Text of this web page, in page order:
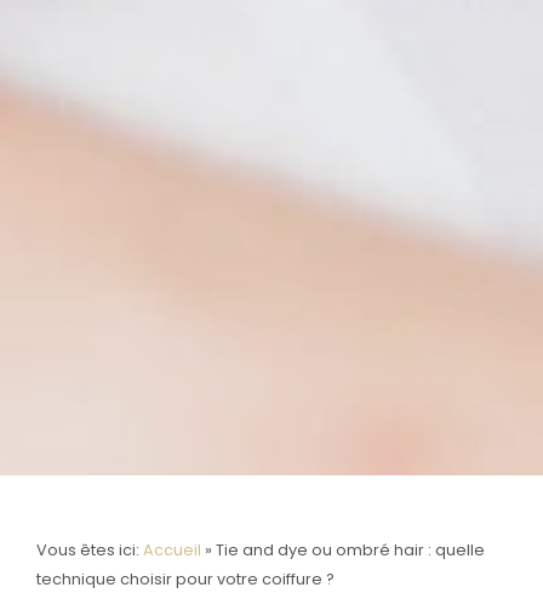
Vous êtes ici: Accueil » Tie and dye ou ombré hair : quelle
technique choisir pour votre coiffure ?